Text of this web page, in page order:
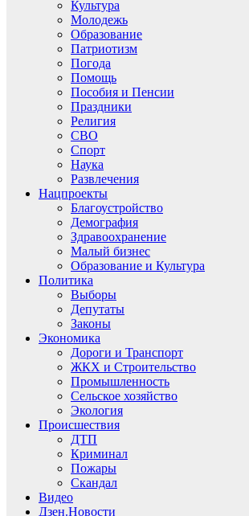
Культура
Молодежь
Образование
Патриотизм
Погода
Помощь
Пособия и Пенсии
Праздники
Религия
СВО
Спорт
Наука
Развлечения
Нацпроекты
Благоустройство
Демография
Здравоохранение
Малый бизнес
Образование и Культура
Политика
Выборы
Депутаты
Законы
Экономика
Дороги и Транспорт
ЖКХ и Строительство
Промышленность
Сельское хозяйство
Экология
Происшествия
ДТП
Криминал
Пожары
Скандал
Видео
Дзен.Новости